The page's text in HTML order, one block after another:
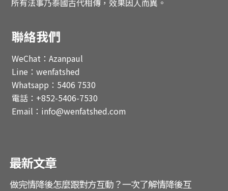
所有法事乃泰國古代相傳，效果因人而異。
聯絡我們
WeChat：Azanpaul
Line：wenfatshed
Whatsapp：5406 7530
電話：+852-5406-7530
Email：info@wenfatshed.com
最新文章
做完情降後怎麼跟對方互動？一次了解情降後互